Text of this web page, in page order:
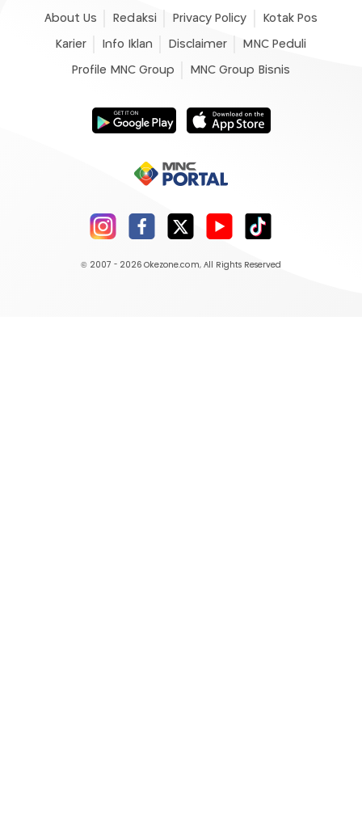
About Us Redaksi Privacy Policy Kotak Pos
Karier Info Iklan Disclaimer MNC Peduli
Profile MNC Group MNC Group Bisnis
© 2007 - 2026 Okezone.com, All Rights Reserved